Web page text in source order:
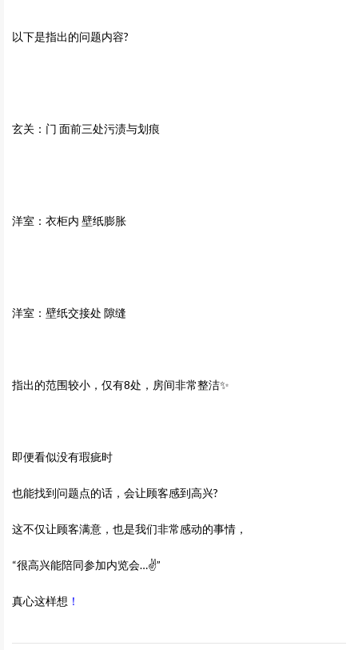
以下是指出的问题内容?
玄关：门 面前三处污渍与划痕
洋室：衣柜内 壁纸膨胀
洋室：壁纸交接处 隙缝
指出的范围较小，仅有8处，房间非常整洁✨
即便看似没有瑕疵时
也能找到问题点的话，会让顾客感到高兴?
这不仅让顾客满意，也是我们非常感动的事情，
“很高兴能陪同参加内览会…✌”
真心这样想 ！